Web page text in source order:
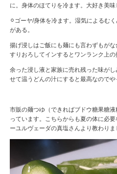
に。身体のほてりを冷ます。大好き美味
⚪︎ゴーヤ/身体を冷ます。湿気によるむ
がある。
揚げ浸しはご飯にも麺にも言わずもが
すりおろしてインするとワンランク上の
余った浸し液と家族に売れ残った味が
せて温うどんの汁にすると最高なのでや
市販の麺つゆ（できればブドウ糖果糖
っています。こちらからも夏の体に必
ーユルヴェーダの真塩さんより教わり